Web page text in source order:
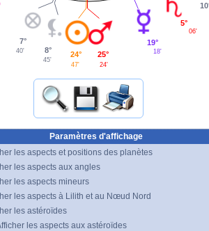
7°
40' 8°
45'
24°
47'
25°
24'
19°
18'
5°
06'
Paramètres d'affichage
les aspects et positions des planètes
les aspects aux angles
les aspects mineurs
les aspects à Lilith et au Nœud Nord
les astéroïdes
les aspects aux astéroïdes